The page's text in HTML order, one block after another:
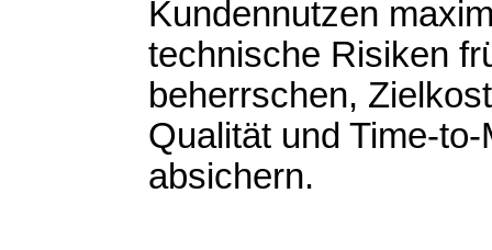
Kundennutzen
technische Risiken
beherrschen,
Qualität und Time-to-
absichern.